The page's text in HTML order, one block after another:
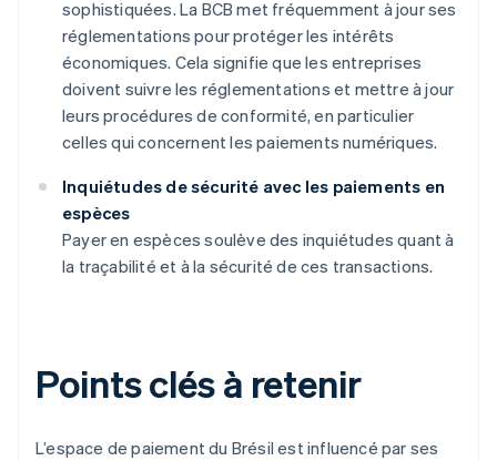
sophistiquées. La BCB met fréquemment à jour ses
réglementations pour protéger les intérêts
économiques. Cela signifie que les entreprises
doivent suivre les réglementations et mettre à jour
leurs procédures de conformité, en particulier
celles qui concernent les paiements numériques.
Inquiétudes de sécurité avec les paiements en
espèces
Payer en espèces soulève des inquiétudes quant à
la traçabilité et à la sécurité de ces transactions.
Points clés à retenir
L’espace de paiement du Brésil est influencé par ses